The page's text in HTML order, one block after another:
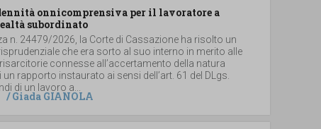
onnicomprensiva per il lavoratore a
subordinato
n. 24479/2026, la Corte di Cassazione ha risolto un
che era sorto al suo interno in merito alle
connesse all’accertamento della natura
rapporto instaurato ai sensi dell’art. 61 del DLgs.
di un lavoro a...
/Giada GIANOLA